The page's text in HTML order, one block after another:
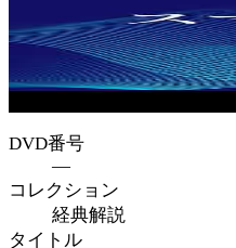
DVD番号
—
コレクション
経典解説
タイトル